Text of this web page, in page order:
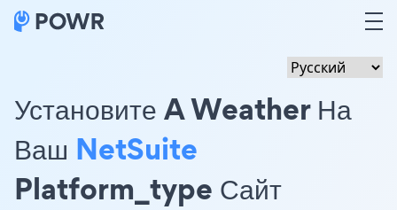
Установите A Weather На
Ваш NetSuite
Platform_type Сайт